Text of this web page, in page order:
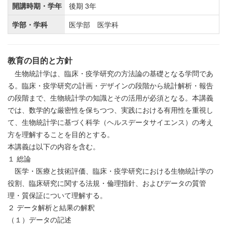
開講時期・学年
後期 3年
学部・学科
医学部 医学科
教育の目的と方針
生物統計学は、臨床・疫学研究の方法論の基礎となる学問であ
る。臨床・疫学研究の計画・デザインの段階から統計解析・報告
の段階まで、生物統計学の知識とその活用が必須となる。本講義
では、数学的な厳密性を保ちつつ、実践における有用性を重視し
て、生物統計学に基づく科学（ヘルスデータサイエンス）の考え
方を理解することを目的とする。
本講義は以下の内容を含む。
１ 総論
医学・医療と技術評価、臨床・疫学研究における生物統計学の
役割、臨床研究に関する法規・倫理指針、およびデータの質管
理・質保証について理解する。
２ データ解析と結果の解釈
（１）データの記述